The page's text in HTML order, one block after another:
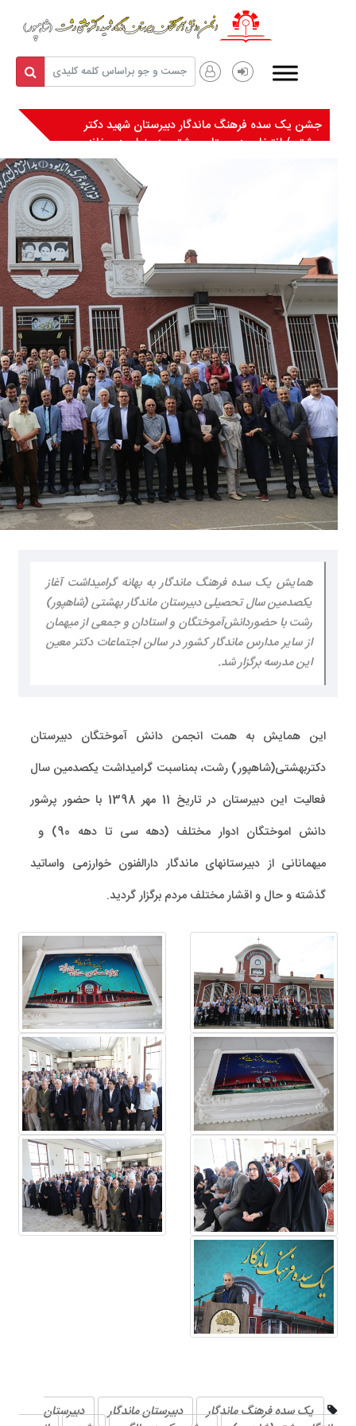
جشن یک سده فرهنگ ماندگار دبیرستان شهید دکتر
بهشتی/ انتخاب دبیرستان بهشتی به عنوان دبیرخانه
همایش یک سده فرهنگ ماندگار به بهانه گرامیداشت آغاز
یکصدمین سال تحصیلی دبیرستان ماندگار بهشتی (شاهپور)
رشت با حضوردانش‌آموختگان و استادان و جمعی از میهمان
از سایر مدارس ماندگار کشور در سالن اجتماعات دکتر معین
این مدرسه برگزار شد.
این همایش به همت انجمن دانش آموختگان دبیرستان
دکتربهشتی(شاهپور) رشت، بمناسبت گرامیداشت یکصدمین سال
فعالیت این دبیرستان در تاریخ 11 مهر 1398 با حضور پرشور
دانش اموختگان ادوار مختلف (دهه سی تا دهه 90) و
میهمانانی از دبیرستانهای ماندگار دارالفنون خوارزمی واساتید
گذشته و حال و اقشار مختلف مردم برگزار گردید.
یک سده فرهنگ ماندگار دبیرستان ماندگار
دبیرستان